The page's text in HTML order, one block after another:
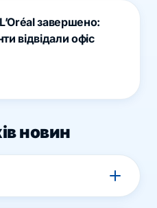
завершено:
відвідали офіс
новин